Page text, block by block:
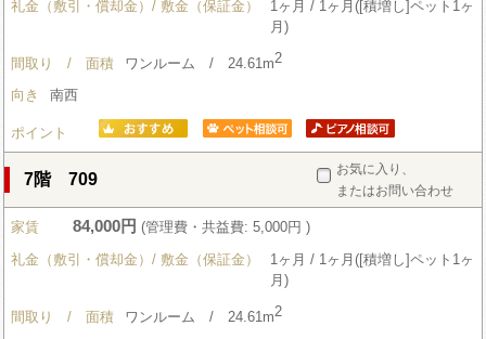
礼金（敷引・償却金）/ 敷金（保証金）
1ヶ月 / 1ヶ月([積増し]ペット1ヶ
月)
間取り / 面積 ワンルーム / 24.61m2
向き 南西
ポイント
お気に入り、
またはお問い合わせ
7階 709
家賃 84,000円 (管理費・共益費: 5,000円 )
礼金（敷引・償却金）/ 敷金（保証金）
1ヶ月 / 1ヶ月([積増し]ペット1ヶ
月)
間取り / 面積 ワンルーム / 24.61m2